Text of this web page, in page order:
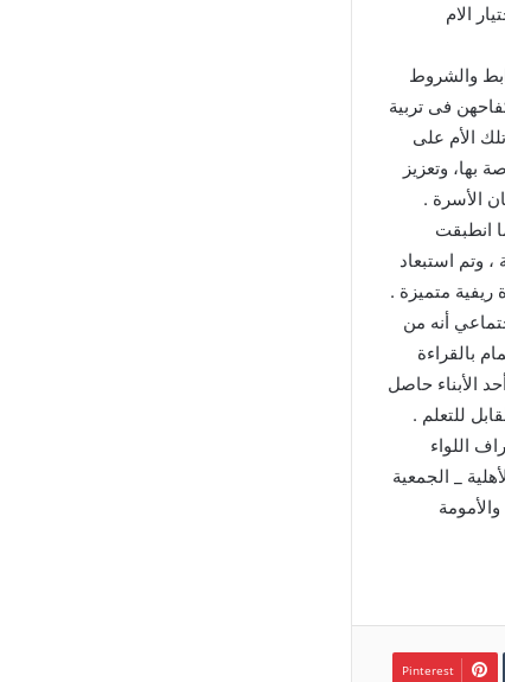
الام
والشروط
فى تربية
الأم على
بها، وتعزيز
الأسرة .
عدد 22 سيدة منهن ، مما انطبقت
وتم استبعاد
أنه من
ألا تقل سن الأم عن 50 عاما في ديسمبر 2022 ، والإلمام بالقراءة
الأبناء حاصل
للتعلم .
اللواء
الأهلية _ الجمعية
Pinterest